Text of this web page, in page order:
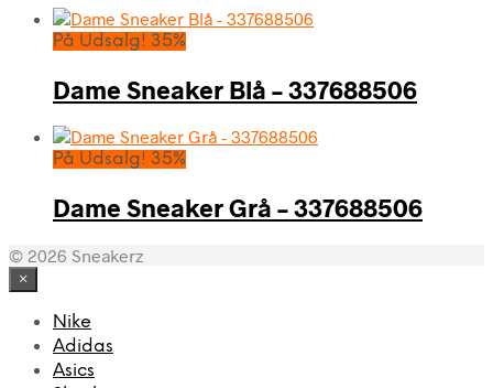
På Udsalg! 35%
Dame Sneaker Blå – 337688506
På Udsalg! 35%
Dame Sneaker Grå – 337688506
© 2026 Sneakerz
×
Nike
Adidas
Asics